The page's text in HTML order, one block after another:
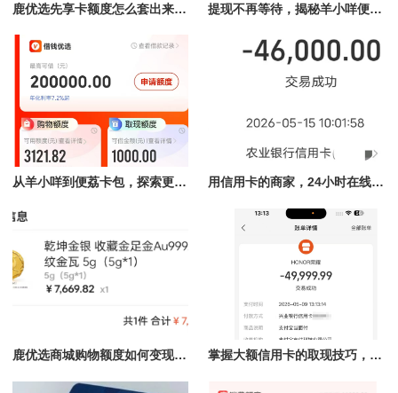
鹿优选先享卡额度怎么套出来，手把手教你最新提现方法（2026已更新） 提现不再等待，揭秘羊小咩便荔卡包快速到账方法
从羊小咩到便荔卡包，探索更便捷的额度取现 用信用卡的商家，24小时在线为你提供安全取现保障
鹿优选商城购物额度如何变现？最快到账的方式都在这里 掌握大额信用卡的取现技巧，轻松应对资金需求